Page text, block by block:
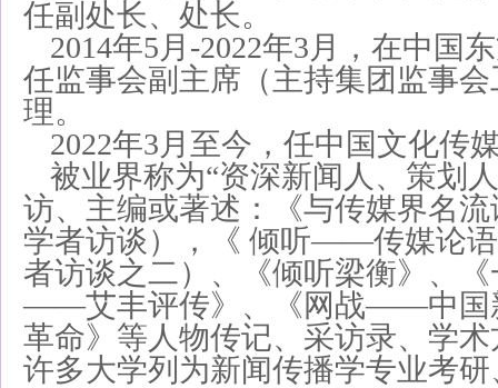
任副处长、处长。
2014年5月-2022年3月，在中国
任监事会副主席（主持集团监事
理。
2022年3月至今，任中国文化传
被业界称为“资深新闻人、策划
访、主编或著述：《与传媒界名
学者访谈），《 倾听——传媒论
者访谈之二）、《倾听梁衡》、
——艾丰评传》、《网战——中国
革命》等人物传记、采访录、学
许多大学列为新闻传播学专业考